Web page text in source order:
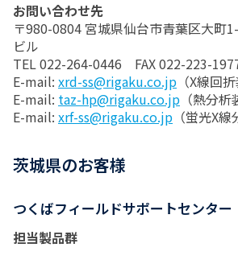
お問い合わせ先
〒980-0804 宮城県仙台市青葉区大
ビル
TEL 022-264-0446 FAX 022-223-
E-mail: xrd-ss@rigaku.co.jp （X線回
E-mail: taz-hp@rigaku.co.jp （熱分析
E-mail: xrf-ss@rigaku.co.jp （蛍光X線
茨城県のお客様
つくばフィールドサポートセンター
担当製品群